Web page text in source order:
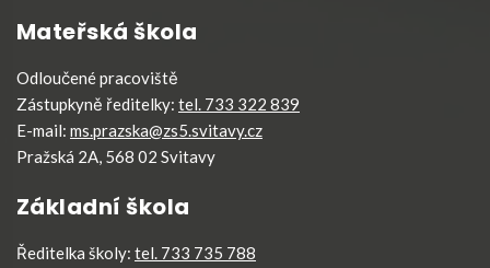
Mateřská škola
Odloučené pracoviště
Zástupkyně ředitelky: tel. 733 322 839
E-mail: ms.prazska@zs5.svitavy.cz
Pražská 2A, 568 02 Svitavy
Základní škola
Ředitelka školy: tel. 733 735 788